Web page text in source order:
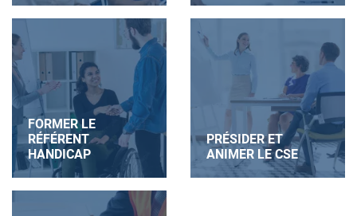
FORMER LE
RÉFÉRENT
HANDICAP
PRÉSIDER ET
ANIMER LE CSE